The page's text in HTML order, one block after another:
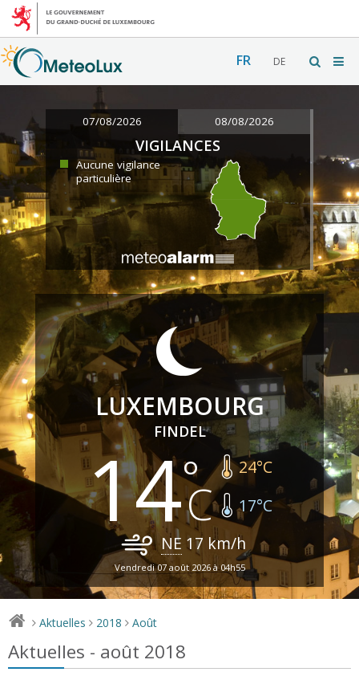
FR DE
07/08/2026 08/08/2026
VIGILANCES
Aucune vigilance
particulière
LUXEMBOURG
FINDEL
14 24°C
17°C
NE 17 km/h
Vendredi 07 août 2026 à 04h55
> Aktuelles > 2018 > Août
Aktuelles - août 2018